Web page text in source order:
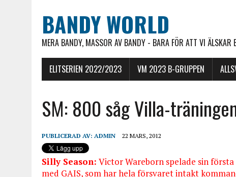
BANDY WORLD
MERA BANDY, MASSOR AV BANDY - BARA FÖR ATT VI ÄLSKAR
ELITSERIEN 2022/2023 VM 2023 B-GRUPPEN
SM: 800 såg Villa-
PUBLICERAD AV: ADMIN 22 MARS, 2012
Silly Season: Victor Wareborn spelade sin
med GAIS, som har hela försvaret intakt